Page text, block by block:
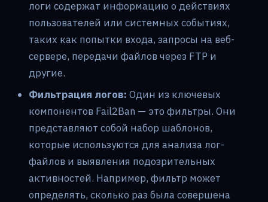
логи содержат информацию о действиях
пользователей или системных событиях,
таких как попытки входа, запросы на веб-
сервере, передачи файлов через FTP и
другие.
Фильтрация логов: Один из ключевых
компонентов Fail2Ban — это фильтры. Они
представляют собой набор шаблонов,
которые используются для анализа лог-
файлов и выявления подозрительных
активностей. Например, фильтр может
определять, сколько раз была совершена